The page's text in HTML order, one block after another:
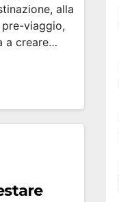
alla
viaggio,
a creare…